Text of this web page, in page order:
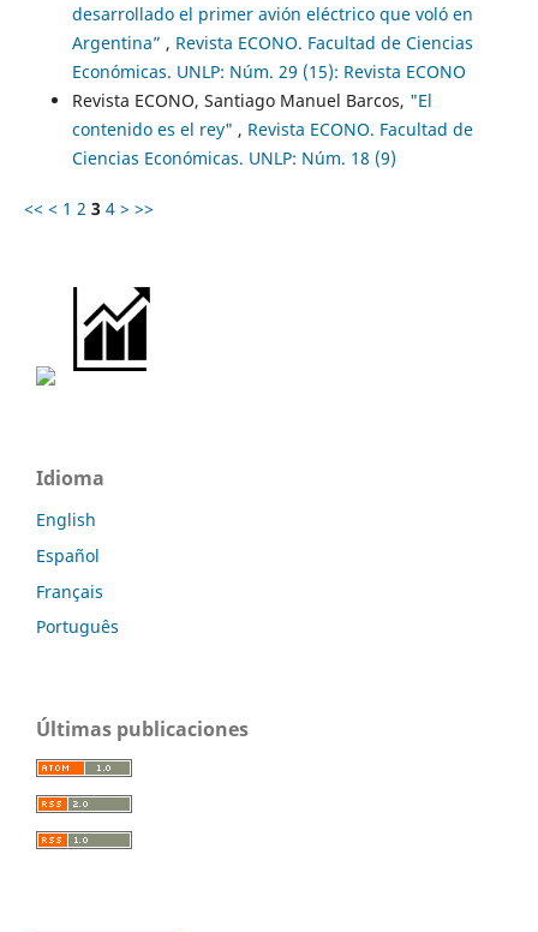
desarrollado el primer avión eléctrico que voló en
Argentina” , Revista ECONO. Facultad de Ciencias
Económicas. UNLP: Núm. 29 (15): Revista ECONO
Revista ECONO, Santiago Manuel Barcos, "El
contenido es el rey" , Revista ECONO. Facultad de
Ciencias Económicas. UNLP: Núm. 18 (9)
<< < 1 2 3 4 > >>
Idioma
English
Español
Français
Português
Últimas publicaciones